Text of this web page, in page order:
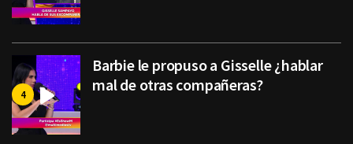
Barbie le propuso a Gisselle ¿hablar
mal de otras compañeras?